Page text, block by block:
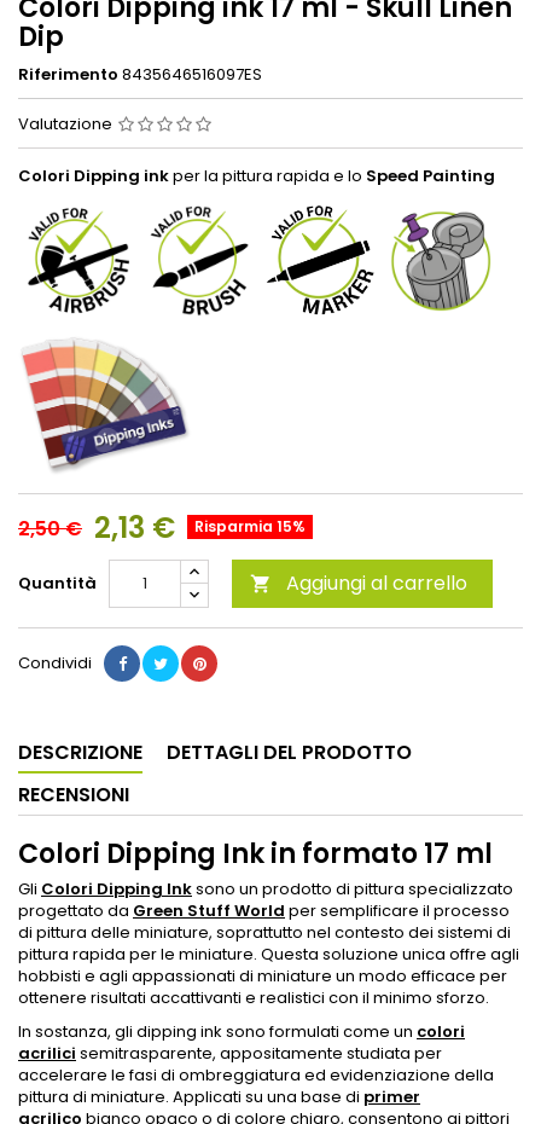
Colori Dipping ink 17 ml - Skull Linen
Dip
Riferimento 8435646516097ES
Valutazione
Colori Dipping inkper la pittura rapida e lo Speed Painting
2,50 € 2,13 € Risparmia 15%
Quantità  Aggiungi al carrello
Condividi
DESCRIZIONE
DETTAGLI DEL PRODOTTO
RECENSIONI
Colori Dipping Ink in formato 17 ml
Gli Colori Dipping Inksono un prodotto di pittura specializzato
progettato da Green Stuff World per semplificare il processo
di pittura delle miniature, soprattutto nel contesto dei sistemi di
pittura rapida per le miniature. Questa soluzione unica offre agli
hobbisti e agli appassionati di miniature un modo efficace per
ottenere risultati accattivanti e realistici con il minimo sforzo.
In sostanza, gli dipping ink sono formulati come un colori
acrilici semitrasparente, appositamente studiata per
accelerare le fasi di ombreggiatura ed evidenziazione della
pittura di miniature. Applicati su una base di primer
acrilico bianco opaco o di colore chiaro, consentono ai pittori